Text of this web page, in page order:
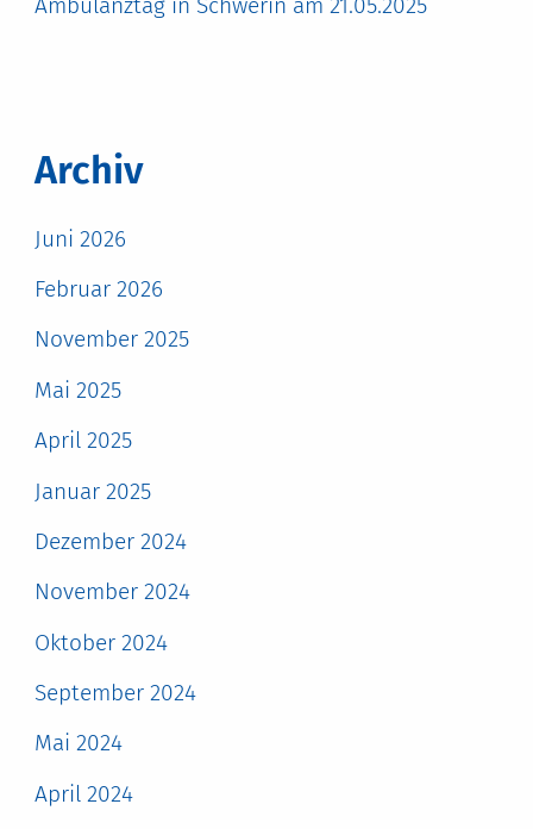
Archiv
Juni 2026
Februar 2026
November 2025
Mai 2025
April 2025
Januar 2025
Dezember 2024
November 2024
Oktober 2024
September 2024
Mai 2024
April 2024